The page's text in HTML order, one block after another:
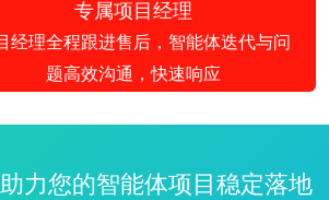
专属项目经理
经理全程跟进售后，智能体迭代与问
题高效沟通，快速响应
力您的智能体项目稳定落地